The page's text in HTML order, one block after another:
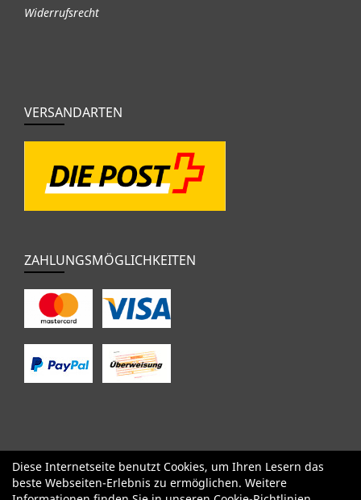
Widerrufsrecht
VERSANDARTEN
ZAHLUNGSMÖGLICHKEITEN
SALE Specialized Factor Cervélo BMC Orbea
Yeti
Pinarello
OPEN Kids / BMX Komponenten Bekleidung
Diese Internetseite benutzt Cookies, um Ihren Lesern das
beste Webseiten-Erlebnis zu ermöglichen. Weitere